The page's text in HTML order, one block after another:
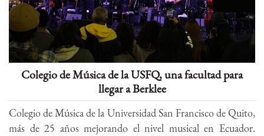
Colegio de Música de la USFQ, una facultad para
llegar a Berklee
Colegio de Música de la Universidad San Francisco de Quito,
más de 25 años mejorando el nivel musical en Ecuador.